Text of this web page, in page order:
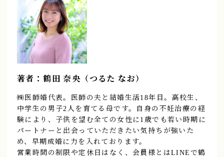
著者：鶴田 奈央（つるた なお）
㈱医師婚代表。医師の夫と結婚生活18年目。高校生、
中学生の男子2人を育てる母です。自身の不妊治療の経
験により、子供を望む全ての女性に1歳でも若い時期に
パートナーと出会っていただきたい気持ちが強いた
め、早期成婚に力を入れております。
営業時間の制限や定休日はなく、会員様とはLINEで鶴